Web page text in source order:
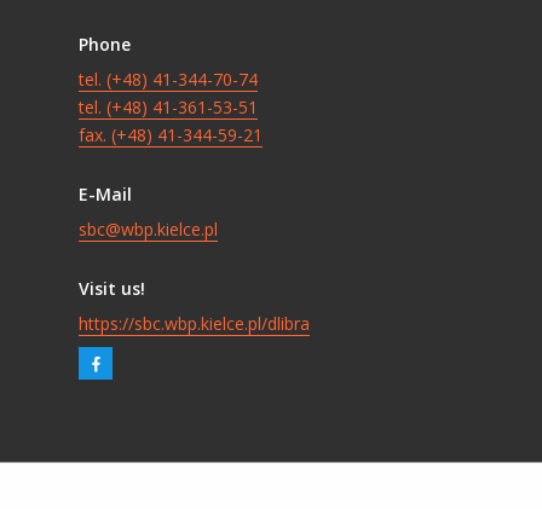
Phone
tel. (+48) 41-344-70-74
tel. (+48) 41-361-53-51
fax. (+48) 41-344-59-21
E-Mail
sbc@wbp.kielce.pl
Visit us!
https://sbc.wbp.kielce.pl/dlibra